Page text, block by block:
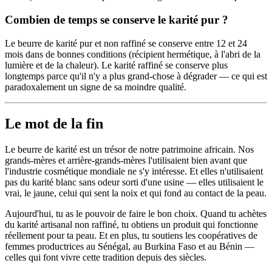
Combien de temps se conserve le karité pur ?
Le beurre de karité pur et non raffiné se conserve entre 12 et 24
mois dans de bonnes conditions (récipient hermétique, à l'abri de la
lumière et de la chaleur). Le karité raffiné se conserve plus
longtemps parce qu'il n'y a plus grand-chose à dégrader — ce qui est
paradoxalement un signe de sa moindre qualité.
Le mot de la fin
Le beurre de karité est un trésor de notre patrimoine africain. Nos
grands-mères et arrière-grands-mères l'utilisaient bien avant que
l'industrie cosmétique mondiale ne s'y intéresse. Et elles n'utilisaient
pas du karité blanc sans odeur sorti d'une usine — elles utilisaient le
vrai, le jaune, celui qui sent la noix et qui fond au contact de la peau.
Aujourd'hui, tu as le pouvoir de faire le bon choix. Quand tu achètes
du karité artisanal non raffiné, tu obtiens un produit qui fonctionne
réellement pour ta peau. Et en plus, tu soutiens les coopératives de
femmes productrices au Sénégal, au Burkina Faso et au Bénin —
celles qui font vivre cette tradition depuis des siècles.